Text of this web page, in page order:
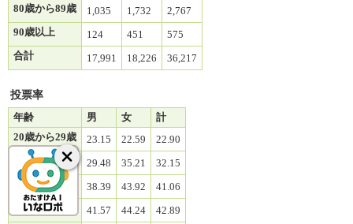
80歳から89歳
1,035 1,732
2,767
90歳以上
124 451
575
合計
17,991 18,226 36,217
投票率
年齢
男 女
計
20歳から29歳
23.15 22.59
22.90
30歳から39歳
29.48 35.21
32.15
40歳から49歳
38.39 43.92
41.06
50歳から59歳
41.57 44.24 42.89